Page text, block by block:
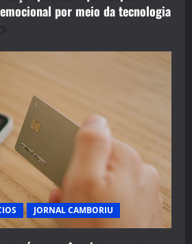
por meio da tecnologia
JORNAL CAMBORIU